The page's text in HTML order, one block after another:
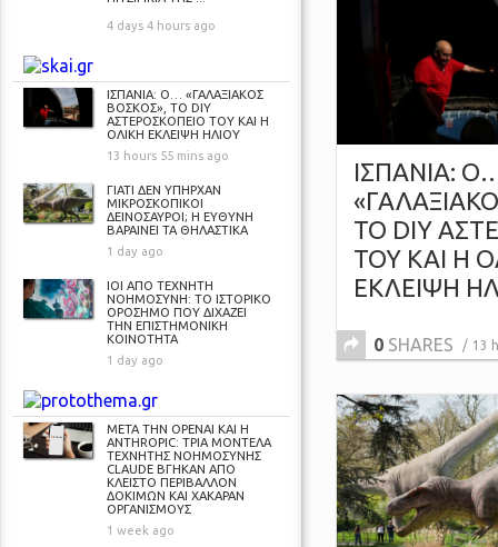
4 days 4 hours ago
ΙΣΠΑΝΙΑ: Ο… «ΓΑΛΑΞΙΑΚΟΣ
ΒΟΣΚΟΣ», ΤΟ DIY
ΑΣΤΕΡΟΣΚΟΠΕΙΟ ΤΟΥ ΚΑΙ Η
ΟΛΙΚΗ ΕΚΛΕΙΨΗ ΗΛΙΟΥ
13 hours 55 mins ago
ΓΙΑΤΙ ΔΕΝ ΥΠΗΡΧΑΝ
ΜΙΚΡΟΣΚΟΠΙΚΟΙ
ΔΕΙΝΟΣΑΥΡΟΙ; Η ΕΥΘΥΝΗ
ΒΑΡΑΙΝΕΙ ΤΑ ΘΗΛΑΣΤΙΚΑ
1 day ago
ΙΟΙ ΑΠΟ ΤΕΧΝΗΤΗ
ΝΟΗΜΟΣΥΝΗ: ΤΟ ΙΣΤΟΡΙΚΟ
ΟΡΟΣΗΜΟ ΠΟΥ ΔΙΧΑΖΕΙ
ΤΗΝ ΕΠΙΣΤΗΜΟΝΙΚΗ
ΚΟΙΝΟΤΗΤΑ
1 day ago
ΜΕΤΑ ΤΗΝ OPENAI ΚΑΙ Η
ANTHROPIC: ΤΡΙΑ ΜΟΝΤΕΛΑ
ΤΕΧΝΗΤΗΣ ΝΟΗΜΟΣΥΝΗΣ
CLAUDE ΒΓΗΚΑΝ ΑΠΟ
ΚΛΕΙΣΤΟ ΠΕΡΙΒΑΛΛΟΝ
ΔΟΚΙΜΩΝ ΚΑΙ ΧΑΚΑΡΑΝ
ΟΡΓΑΝΙΣΜΟΥΣ
1 week ago
ΙΣΠΑΝΙΑ:
ΤΟ DIY
ΤΟΥ ΚΑΙ Η
ΕΚΛΕΙΨΗ
0 SHARES 13